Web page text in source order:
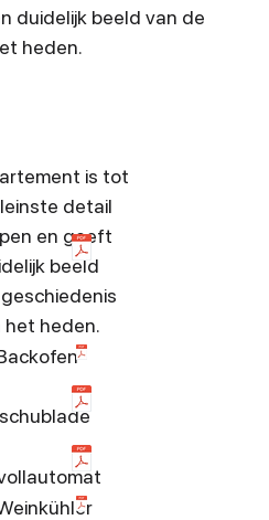
duidelijk beeld van de
heden.
is tot
detail
en geeft
beeld
heden.